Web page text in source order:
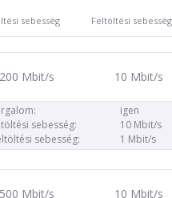
sebesség Feltöltési sebesség
200 Mbit/s 10 Mbit/s
igen
sebesség:
10 Mbit/s
sebesség:
1 Mbit/s
500 Mbit/s 10 Mbit/s